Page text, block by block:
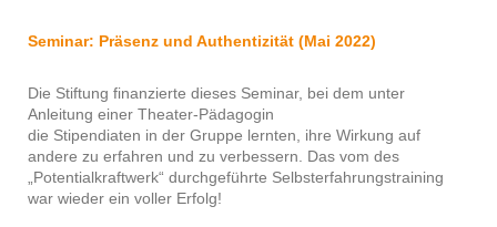
Seminar: Präsenz und Authentizität (Mai 2022)
Die Stiftung finanzierte dieses Seminar, bei dem unter
Anleitung einer Theater-Pädagogin
die Stipendiaten in der Gruppe lernten, ihre Wirkung auf
andere zu erfahren und zu verbessern. Das vom des
„Potentialkraftwerk“ durchgeführte Selbsterfahrungstraining
war wieder ein voller Erfolg!